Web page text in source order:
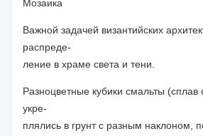
Мозаика
Важной задачей византийских
распреде-
ление в храме света и тени.
Разноцветные кубики смальты (сплав
укре-
плялись в грунт с разным наклоном,